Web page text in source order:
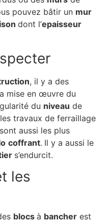
pouvez bâtir un mur
dont l’epaisseur
, il y a des
mise en œuvre du
du niveau de
travaux de ferraillage
aussi les plus
coffrant. Il y a aussi le
s’endurcit.
les
blocsà bancher est